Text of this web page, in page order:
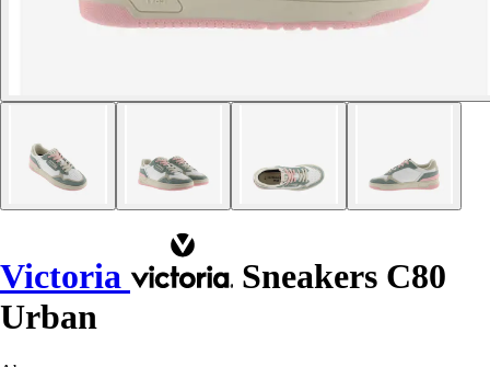
Victoria
Sneakers C80
Urban